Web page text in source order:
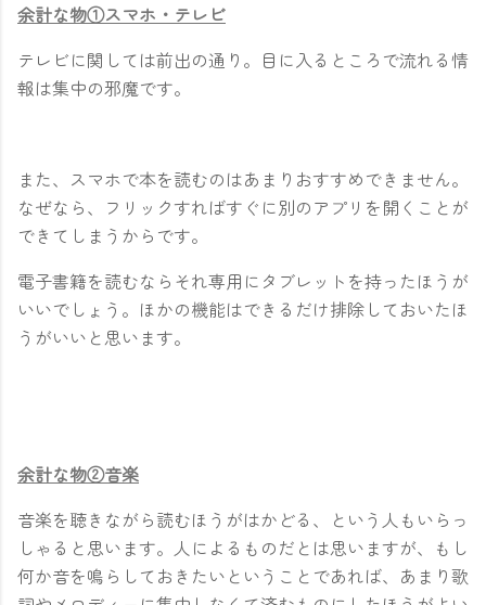
余計な物①スマホ・テレビ
テレビに関しては前出の通り。目に入るところで流れる情
報は集中の邪魔です。
また、スマホで本を読むのはあまりおすすめできません。
なぜなら、フリックすればすぐに別のアプリを開くことが
できてしまうからです。
電子書籍を読むならそれ専用にタブレットを持ったほうが
いいでしょう。ほかの機能はできるだけ排除しておいたほ
うがいいと思います。
余計な物②音楽
音楽を聴きながら読むほうがはかどる、という人もいらっ
しゃると思います。人によるものだとは思いますが、もし
何か音を鳴らしておきたいということであれば、あまり歌